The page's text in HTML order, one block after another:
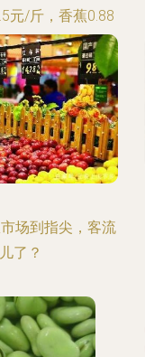
元/斤，香蕉0.88
/斤
场到指尖，客流
了？